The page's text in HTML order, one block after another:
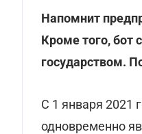
Напомнит
Кроме того, бот
государством.
С 1 января 2021
одновременно